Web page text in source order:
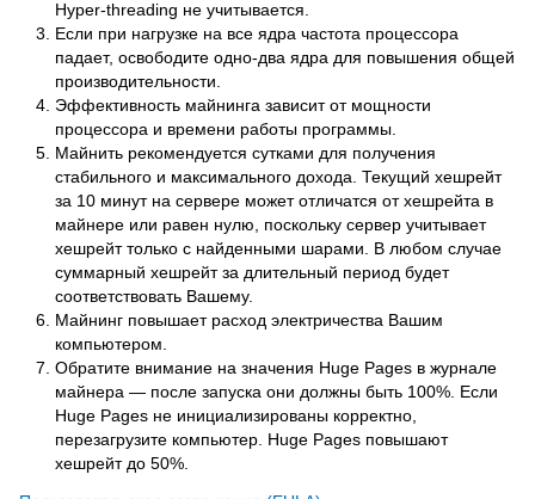
Hyper-threading не учитывается.
Если при нагрузке на все ядра частота процессора
падает, освободите одно-два ядра для повышения общей
производительности.
Эффективность майнинга зависит от мощности
процессора и времени работы программы.
Майнить рекомендуется сутками для получения
стабильного и максимального дохода. Текущий хешрейт
за 10 минут на сервере может отличатся от хешрейта в
майнере или равен нулю, поскольку сервер учитывает
хешрейт только с найденными шарами. В любом случае
суммарный хешрейт за длительный период будет
соответствовать Вашему.
Майнинг повышает расход электричества Вашим
компьютером.
Обратите внимание на значения Huge Pages в журнале
майнера — после запуска они должны быть 100%. Если
Huge Pages не инициализированы корректно,
перезагрузите компьютер. Huge Pages повышают
хешрейт до 50%.